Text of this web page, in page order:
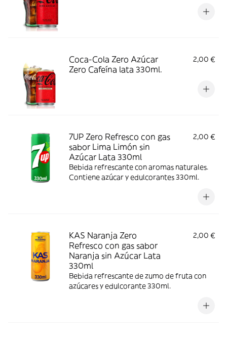
Coca-Cola Zero Azúcar
Zero Cafeína lata 330ml.
2,00 €
7UP Zero Refresco con gas
sabor Lima Limón sin
Azúcar Lata 330ml
2,00 €
Bebida refrescante con aromas naturales.
Contiene azúcar y edulcorantes 330ml.
KAS Naranja Zero
Refresco con gas sabor
Naranja sin Azúcar Lata
330ml
2,00 €
Bebida refrescante de zumo de fruta con
azúcares y edulcorante 330ml.